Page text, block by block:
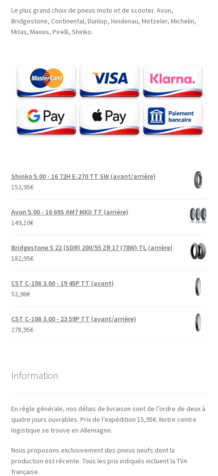
Le plus grand choix de pneus moto et de scooter. Avon,
Bridgestone, Continental, Dunlop, Heidenau, Metzeler, Michelin,
Mitas, Maxxis, Pirelli, Shinko.
Shinko 5.00 - 16 72H E-270 TT SW (avant/arrière)
152,95€
Avon 5.00 - 16 69S AM7 MKII TT (arrière)
149,10€
Bridgestone S 22 (SDR) 200/55 ZR 17 (78W) TL (arrière)
182,95€
CST C-186 3.00 - 19 45P TT (avant)
52,96€
CST C-186 3.00 - 23 59P TT (avant/arrière)
278,95€
Information
En règle générale, nos délais de livraison sont de l’ordre de deux à
quatre jours ouvrables. Prix de l’expédition 15,95€. Notre centre
logistique se trouve en Allemagne.
Nous proposons exclusivement des pneus neufs dont la
production est récente. Tous les prix indiqués incluent la TVA
française.